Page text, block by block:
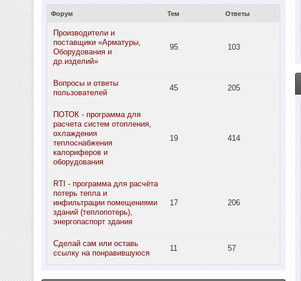
Форум Тем Ответы
Производители и
поставщики «Арматуры,
Оборудования и
др.изделий»
95 103
Вопросы и ответы
пользователей
45 205
ПОТОК - программа для
расчета систем отопления,
охлаждения
теплоснабжения
калориферов и
оборудования
19 414
RTI - программа для расчёта
потерь тепла и
инфильтрации помещениями
зданий (теплопотерь),
энергопаспорт здания
17 206
Сделай сам или оставь
ссылку на понравившуюся
11 57